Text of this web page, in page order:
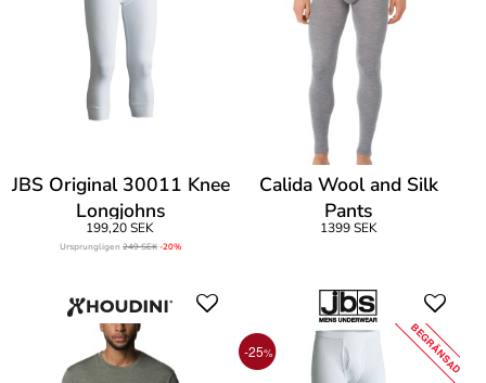
JBS Original 30011 Knee
Longjohns
199,20 SEK
Ursprungligen249 SEK-20%
Calida Wool and Silk
Pants
1399 SEK
-25% BEGRÄNSAD